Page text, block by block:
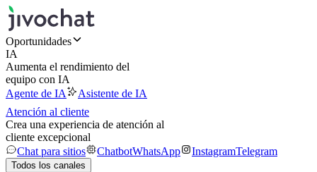
Oportunidades
IA
Aumenta el rendimiento del
equipo con IA
Agente de IA
Asistente de IA
Atención al cliente
Crea una experiencia de atención al
cliente excepcional
Chat para sitios
ChatbotWhatsApp InstagramTelegram
Todos los canales